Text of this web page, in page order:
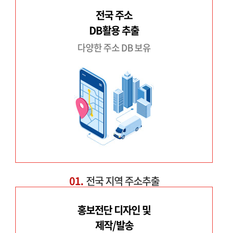
전국 주소
DB활용 추출
다양한 주소 DB 보유
01. 전국 지역 주소추출
홍보전단 디자인 및
제작/발송